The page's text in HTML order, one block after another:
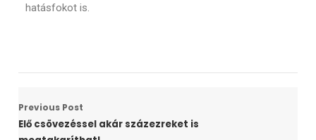
hatásfokot is.
Previous Post
Elő csövezéssel akár százezreket is